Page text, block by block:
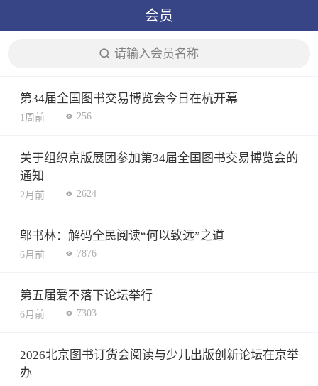
会员
请输入会员名称
第34届全国图书交易博览会今日在杭开幕
1周前 256
关于组织京版展团参加第34届全国图书交易博览会的
通知
2月前 2624
邬书林：解码全民阅读“何以致远”之道
6月前 7876
第五届爱不落下论坛举行
6月前 7303
2026北京图书订货会阅读与少儿出版创新论坛在京举
办